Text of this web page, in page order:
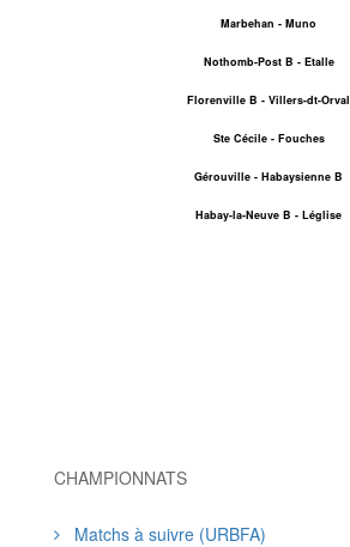
Marbehan - Muno
Nothomb-Post B - Etalle
Florenville B - Villers-dt-Orval
Ste Cécile - Fouches
Gérouville - Habaysienne B
Habay-la-Neuve B - Léglise
CHAMPIONNATS
Matchs à suivre (URBFA)